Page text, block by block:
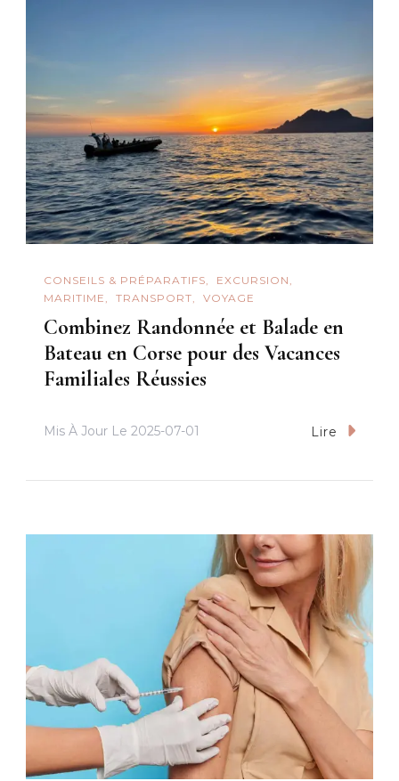
CONSEILS & PRÉPARATIFS
EXCURSION
MARITIME
TRANSPORT VOYAGE
Combinez Randonnée et Balade en
Bateau en Corse pour des Vacances
Familiales Réussies
Mis À Jour Le 2025-07-01 Lire